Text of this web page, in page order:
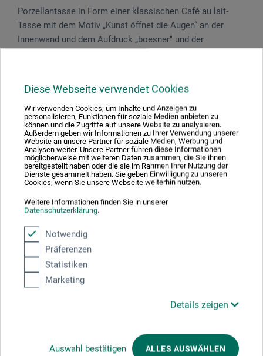
Diese Webseite verwendet Cookies
Wir verwenden Cookies, um Inhalte und Anzeigen zu
personalisieren, Funktionen für soziale Medien anbieten zu
können und die Zugriffe auf unsere Website zu analysieren.
Außerdem geben wir Informationen zu Ihrer Verwendung unserer
Website an unsere Partner für soziale Medien, Werbung und
Analysen weiter. Unsere Partner führen diese Informationen
möglicherweise mit weiteren Daten zusammen, die Sie ihnen
bereitgestellt haben oder die sie im Rahmen Ihrer Nutzung der
Dienste gesammelt haben. Sie geben Einwilligung zu unseren
Cookies, wenn Sie unsere Webseite weiterhin nutzen.
Weitere Informationen finden Sie in unserer
Datenschutzerklärung.
Notwendig
Präferenzen
Statistiken
Marketing
Details zeigen
Auswahl bestätigen ALLES AUSWÄHLEN
Porzellantasse in Form einer klassischen Café au lait-
Tasse mit dem Motiv „Kunst öffnet die Augen“ an der
Innenwand und dem Aufdruck „boesner" und der
Produktbewertungen (0)
Schreiben Sie die erste Bewertung zu diesem Produkt
JETZT PRODUKT BEWERTEN
Hersteller-Kontakt
Hier finden Sie die Kontaktdaten des Herstellers zu
diesem Produkt.